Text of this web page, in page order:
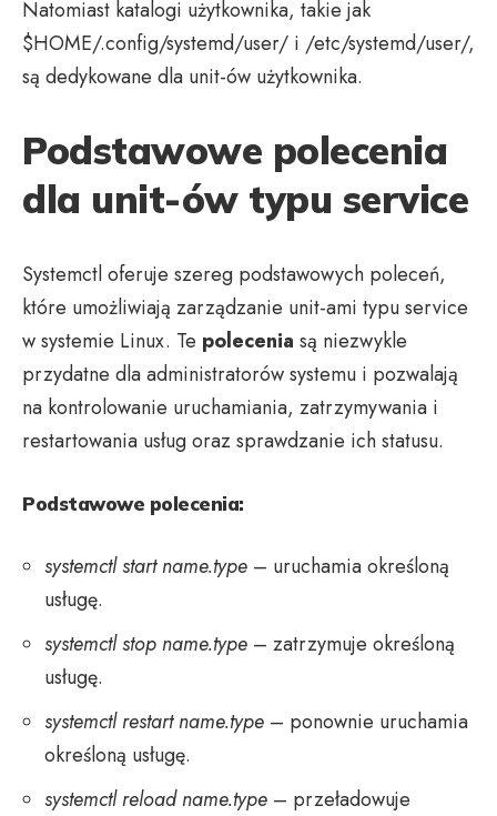
Natomiast katalogi użytkownika, takie jak
$HOME/.config/systemd/user/ i /etc/systemd/user/,
są dedykowane dla unit-ów użytkownika.
Podstawowe polecenia
dla unit-ów typu service
Systemctl oferuje szereg podstawowych poleceń,
które umożliwiają zarządzanie unit-ami typu service
w systemie Linux. Te polecenia są niezwykle
przydatne dla administratorów systemu i pozwalają
na kontrolowanie uruchamiania, zatrzymywania i
restartowania usług oraz sprawdzanie ich statusu.
Podstawowe polecenia:
systemctl start name.type – uruchamia określoną
usługę.
systemctl stop name.type – zatrzymuje określoną
usługę.
systemctl restart name.type – ponownie uruchamia
określoną usługę.
systemctl reload name.type – przeładowuje